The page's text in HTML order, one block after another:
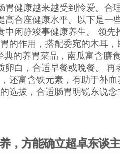
胃健康越来越受到怜爱。合
高合座健康水平。以下是一
中闲静竣事健康养生。 领先
的作用，搭配委宛的木耳
典的养胃菜品，南瓜富含膳
卵白，合适早餐或晚餐。 再
还富含铁元素，有助于补
选拔，合适肠胃明锐东说
，方能确立超卓东谈